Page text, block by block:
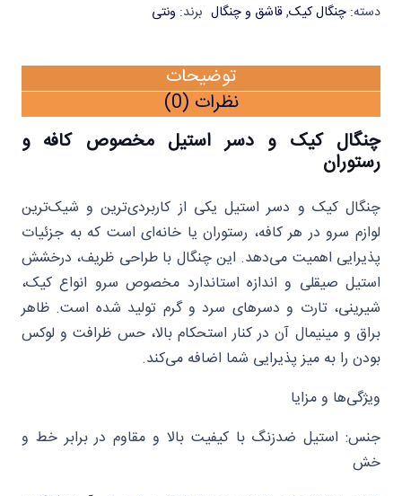
دسته: چنگال کیک,قاشق و چنگال برند: ونتی
توضیحات
نظرات (0)
چنگال کیک و دسر استیل مخصوص کافه و
رستوران
چنگال کیک و دسر استیل یکی از کاربردی‌ترین و شیک‌ترین
لوازم سرو در هر کافه، رستوران یا خانه‌ای است که به جزئیات
پذیرایی اهمیت می‌دهد. این چنگال با طراحی ظریف، درخشش
استیل صیقلی و اندازه استاندارد مخصوص سرو انواع کیک،
شیرینی، تارت و دسرهای سرد و گرم تولید شده است. ظاهر
براق و مینیمال آن در کنار استحکام بالا، حس ظرافت و لوکس
بودن را به میز پذیرایی شما اضافه می‌کند.
ویژگی‌ها و مزایا
جنس: استیل ضدزنگ با کیفیت بالا و مقاوم در برابر خط و
خش